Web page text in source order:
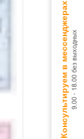
Консультируем в мессенджерах9.00 - 18.00 без выходных